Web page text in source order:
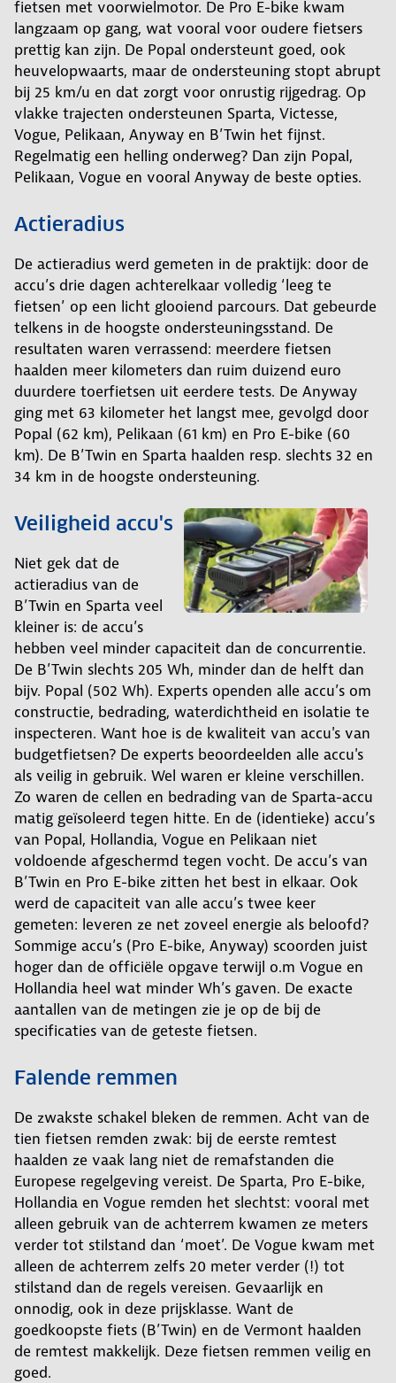
fietsen met voorwielmotor. De Pro E-bike kwam
langzaam op gang, wat vooral voor oudere fietsers
prettig kan zijn. De Popal ondersteunt goed, ook
heuvelopwaarts, maar de ondersteuning stopt abrupt
bij 25 km/u en dat zorgt voor onrustig rijgedrag. Op
vlakke trajecten ondersteunen Sparta, Victesse,
Vogue, Pelikaan, Anyway en B’Twin het fijnst.
Regelmatig een helling onderweg? Dan zijn Popal,
Pelikaan, Vogue en vooral Anyway de beste opties.
Actieradius
De actieradius werd gemeten in de praktijk: door de
accu’s drie dagen achterelkaar volledig ‘leeg te
fietsen’ op een licht glooiend parcours. Dat gebeurde
telkens in de hoogste ondersteuningsstand. De
resultaten waren verrassend: meerdere fietsen
haalden meer kilometers dan ruim duizend euro
duurdere toerfietsen uit eerdere tests. De Anyway
ging met 63 kilometer het langst mee, gevolgd door
Popal (62 km), Pelikaan (61 km) en Pro E-bike (60
km). De B’Twin en Sparta haalden resp. slechts 32 en
34 km in de hoogste ondersteuning.
Veiligheid accu's
Niet gek dat de
actieradius van de
B’Twin en Sparta veel
kleiner is: de accu’s
hebben veel minder capaciteit dan de concurrentie.
De B’Twin slechts 205 Wh, minder dan de helft dan
bijv. Popal (502 Wh). Experts openden alle accu’s om
constructie, bedrading, waterdichtheid en isolatie te
inspecteren. Want hoe is de kwaliteit van accu's van
budgetfietsen? De experts beoordeelden alle accu's
als veilig in gebruik. Wel waren er kleine verschillen.
Zo waren de cellen en bedrading van de Sparta-accu
matig geïsoleerd tegen hitte. En de (identieke) accu’s
van Popal, Hollandia, Vogue en Pelikaan niet
voldoende afgeschermd tegen vocht. De accu’s van
B’Twin en Pro E-bike zitten het best in elkaar. Ook
werd de capaciteit van alle accu’s twee keer
gemeten: leveren ze net zoveel energie als beloofd?
Sommige accu’s (Pro E-bike, Anyway) scoorden juist
hoger dan de officiële opgave terwijl o.m Vogue en
Hollandia heel wat minder Wh’s gaven. De exacte
aantallen van de metingen zie je op de bij de
specificaties van de geteste fietsen.
Falende remmen
De zwakste schakel bleken de remmen. Acht van de
tien fietsen remden zwak: bij de eerste remtest
haalden ze vaak lang niet de remafstanden die
Europese regelgeving vereist. De Sparta, Pro E-bike,
Hollandia en Vogue remden het slechtst: vooral met
alleen gebruik van de achterrem kwamen ze meters
verder tot stilstand dan ‘moet’. De Vogue kwam met
alleen de achterrem zelfs 20 meter verder (!) tot
stilstand dan de regels vereisen. Gevaarlijk en
onnodig, ook in deze prijsklasse. Want de
goedkoopste fiets (B’Twin) en de Vermont haalden
de remtest makkelijk. Deze fietsen remmen veilig en
goed.